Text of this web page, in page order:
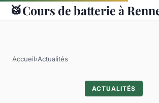
🥁Cours de batterie à
Accueil›Actualités
ACTUALITÉS